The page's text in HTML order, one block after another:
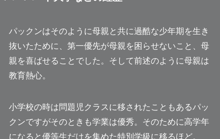
パックンはそのように母親と共に過酷な少年期を生き
抜いたために、第一優先が母親を困らせないこと、母
親を喜ばせることでした。そして前述のように母親は
教育熱心。
小学校の時は問題児クラスに移されたこともあるパッ
クンですがそのときも学業は優秀。そのために高学年
になると優等生だけを集めた特別学級に移るほど。